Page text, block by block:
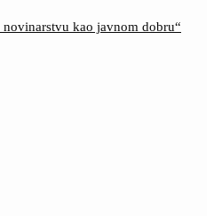
kao javnom dobru“